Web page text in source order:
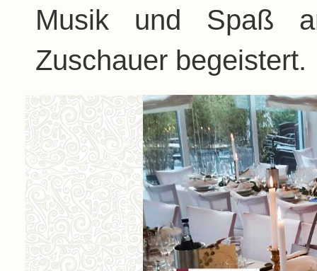
Musik und Spaß
Zuschauer begeistert.